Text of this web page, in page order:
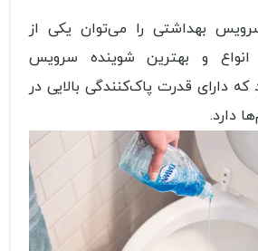
بهداشتی را می‌توان یکی از
انواع و بهترین شوینده سرویس
دارای قدرت پاک‌کنندگی بالایی در
دارد.